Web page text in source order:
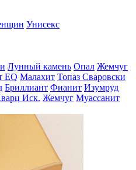
Унисекс
Лунный камень Опал Жемчуг
EQ Малахит Топаз Сваровски
Бриллиант Фианит Изумруд
Иск. Жемчуг Муассанит